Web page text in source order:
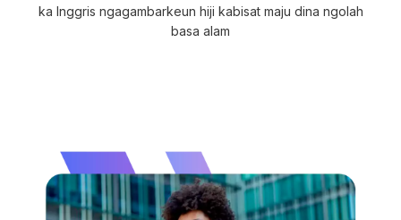
ka Inggris ngagambarkeun hiji kabisat maju dina ngolah
basa alam